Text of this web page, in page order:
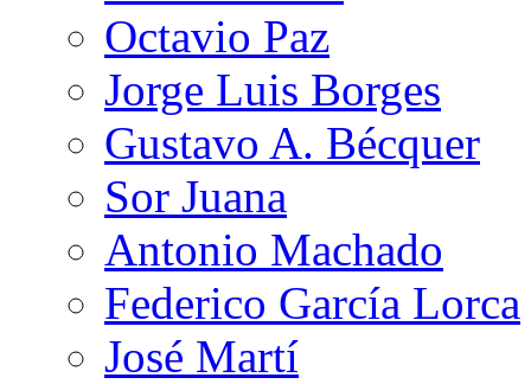
Octavio Paz
Jorge Luis Borges
Gustavo A. Bécquer
Sor Juana
Antonio Machado
Federico García Lorca
José Martí